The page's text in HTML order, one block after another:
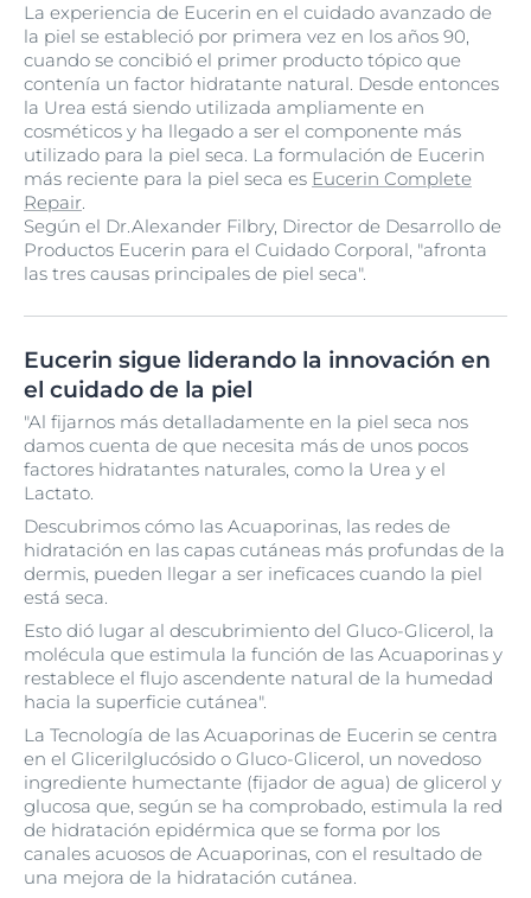
La experiencia de Eucerin en el cuidado avanzado de
la piel se estableció por primera vez en los años 90,
cuando se concibió el primer producto tópico que
contenía un factor hidratante natural. Desde entonces
la Urea está siendo utilizada ampliamente en
cosméticos y ha llegado a ser el componente más
utilizado para la piel seca. La formulación de Eucerin
más reciente para la piel seca es Eucerin Complete
Repair.
Según el Dr.Alexander Filbry, Director de Desarrollo de
Productos Eucerin para el Cuidado Corporal, "afronta
las tres causas principales de piel seca".
Eucerin sigue liderando la innovación en
el cuidado de la piel
"Al fijarnos más detalladamente en la piel seca nos
damos cuenta de que necesita más de unos pocos
factores hidratantes naturales, como la Urea y el
Lactato.
Descubrimos cómo las Acuaporinas, las redes de
hidratación en las capas cutáneas más profundas de la
dermis, pueden llegar a ser ineficaces cuando la piel
está seca.
Esto dió lugar al descubrimiento del Gluco-Glicerol, la
molécula que estimula la función de las Acuaporinas y
restablece el flujo ascendente natural de la humedad
hacia la superficie cutánea".
La Tecnología de las Acuaporinas de Eucerin se centra
en el Glicerilglucósido o Gluco-Glicerol, un novedoso
ingrediente humectante (fijador de agua) de glicerol y
glucosa que, según se ha comprobado, estimula la red
de hidratación epidérmica que se forma por los
canales acuosos de Acuaporinas, con el resultado de
una mejora de la hidratación cutánea.